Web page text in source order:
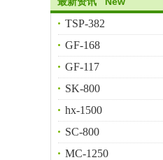
TSP-382
GF-168
GF-117
SK-800
hx-1500
SC-800
MC-1250